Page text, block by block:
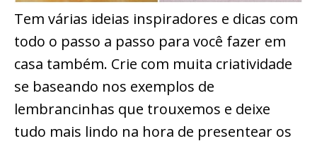
Tem várias ideias inspiradores e dicas com
todo o passo a passo para você fazer em
casa também. Crie com muita criatividade
se baseando nos exemplos de
lembrancinhas que trouxemos e deixe
tudo mais lindo na hora de presentear os